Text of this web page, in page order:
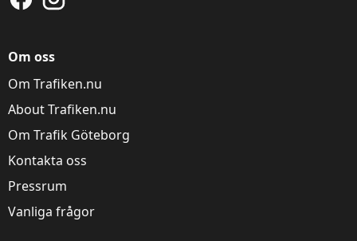
Om oss
Om Trafiken.nu
About Trafiken.nu
Om Trafik Göteborg
Kontakta oss
Pressrum
Vanliga frågor